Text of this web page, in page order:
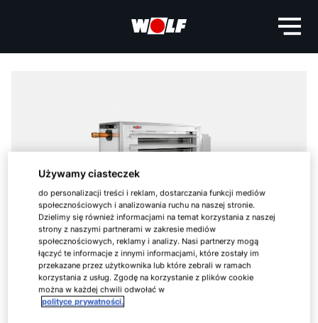
Używamy ciasteczek
do personalizacji treści i reklam, dostarczania funkcji mediów
społecznościowych i analizowania ruchu na naszej stronie.
Dzielimy się również informacjami na temat korzystania z naszej
strony z naszymi partnerami w zakresie mediów
społecznościowych, reklamy i analizy. Nasi partnerzy mogą
łączyć te informacje z innymi informacjami, które zostały im
przekazane przez użytkownika lub które zebrali w ramach
korzystania z usług. Zgodę na korzystanie z plików cookie
można w każdej chwili odwołać w
polityce prywatności.